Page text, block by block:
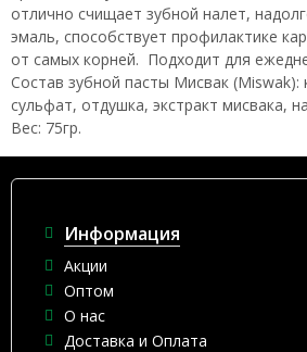
отлично счищает зубной налет,
эмаль, способствует профилактике
от самых корней. Подходит для
Состав зубной пасты Мисвак
сульфат, отдушка, экстракт мисвака,
Вес: 75гр.
Информация
Акции
Оптом
О нас
Доставка и Оплата